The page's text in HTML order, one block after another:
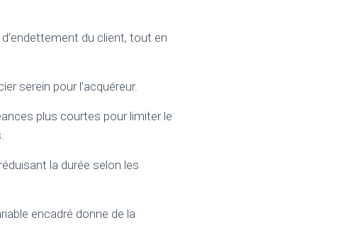
du client, tout en
serein pour l’acquéreur.
plus courtes pour limiter le
la durée selon les
encadré donne de la